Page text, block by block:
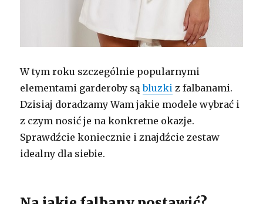
W tym roku szczególnie popularnymi
elementami garderoby sąbluzki z falbanami.
Dzisiaj doradzamy Wam jakie modele wybrać i
z czym nosić je na konkretne okazje.
Sprawdźcie koniecznie i znajdźcie zestaw
idealny dla siebie.